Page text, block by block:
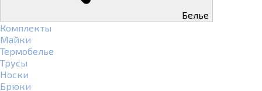
Белье
Комплекты
Майки
Термобелье
Трусы
Носки
Брюки